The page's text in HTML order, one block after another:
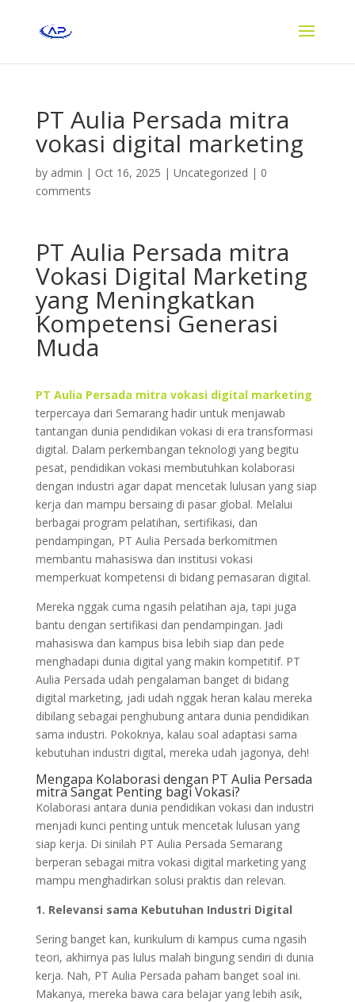
PT Aulia Persada mitra
vokasi digital marketing
by admin | Oct 16, 2025 | Uncategorized | 0
comments
PT Aulia Persada mitra
Vokasi Digital Marketing
yang Meningkatkan
Kompetensi Generasi
Muda
PT Aulia Persada mitra vokasi digital marketing
terpercaya dari Semarang hadir untuk menjawab
tantangan dunia pendidikan vokasi di era transformasi
digital. Dalam perkembangan teknologi yang begitu
pesat, pendidikan vokasi membutuhkan kolaborasi
dengan industri agar dapat mencetak lulusan yang siap
kerja dan mampu bersaing di pasar global. Melalui
berbagai program pelatihan, sertifikasi, dan
pendampingan, PT Aulia Persada berkomitmen
membantu mahasiswa dan institusi vokasi
memperkuat kompetensi di bidang pemasaran digital.
Mereka nggak cuma ngasih pelatihan aja, tapi juga
bantu dengan sertifikasi dan pendampingan. Jadi
mahasiswa dan kampus bisa lebih siap dan pede
menghadapi dunia digital yang makin kompetitif. PT
Aulia Persada udah pengalaman banget di bidang
digital marketing, jadi udah nggak heran kalau mereka
dibilang sebagai penghubung antara dunia pendidikan
sama industri. Pokoknya, kalau soal adaptasi sama
kebutuhan industri digital, mereka udah jagonya, deh!
Mengapa Kolaborasi dengan PT Aulia Persada
mitra Sangat Penting bagi Vokasi?
Kolaborasi antara dunia pendidikan vokasi dan industri
menjadi kunci penting untuk mencetak lulusan yang
siap kerja. Di sinilah PT Aulia Persada Semarang
berperan sebagai mitra vokasi digital marketing yang
mampu menghadirkan solusi praktis dan relevan.
1. Relevansi sama Kebutuhan Industri Digital
Sering banget kan, kurikulum di kampus cuma ngasih
teori, akhirnya pas lulus malah bingung sendiri di dunia
kerja. Nah, PT Aulia Persada paham banget soal ini.
Makanya, mereka bawa cara belajar yang lebih asik,